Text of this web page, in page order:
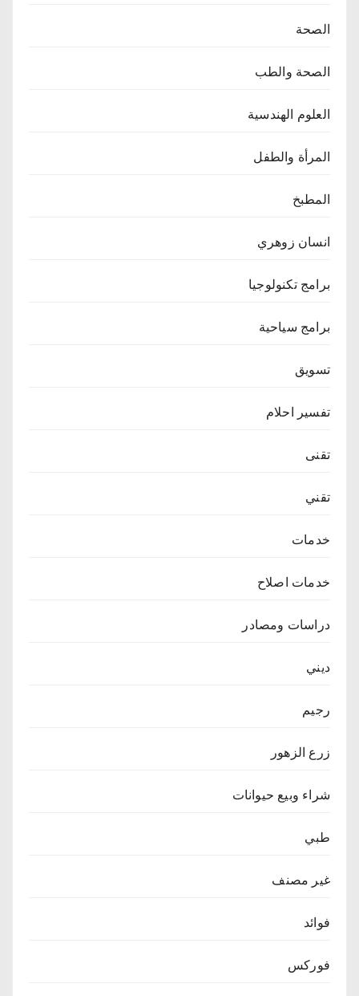
الصحة
الصحة والطب
العلوم الهندسية
المرأة والطفل
المطبخ
انسان زوهري
برامج تكنولوجيا
برامج سياحية
تسويق
تفسير احلام
تقنى
تقني
خدمات
خدمات اصلاح
دراسات ومصادر
ديني
رجيم
زرع الزهور
شراء وبيع حيوانات
طبي
غير مصنف
فوائد
فوركس